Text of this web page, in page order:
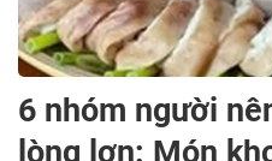
6 nhóm người
lòng lợn: Món